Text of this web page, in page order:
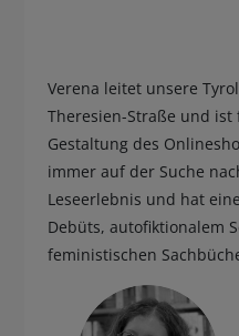
Verena leitet unsere
Theresien-Straße und
Gestaltung des
immer auf der Suche
Leseerlebnis und hat
Debüts, autofiktionalem
feministischen